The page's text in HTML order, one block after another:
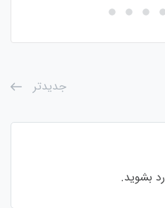
جدیدتر
بشوید.